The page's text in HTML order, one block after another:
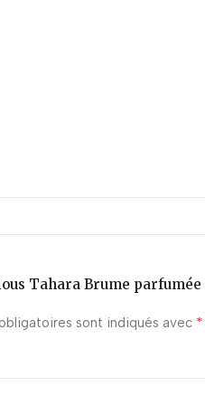
Tahara Brume parfumée
sont indiqués avec *